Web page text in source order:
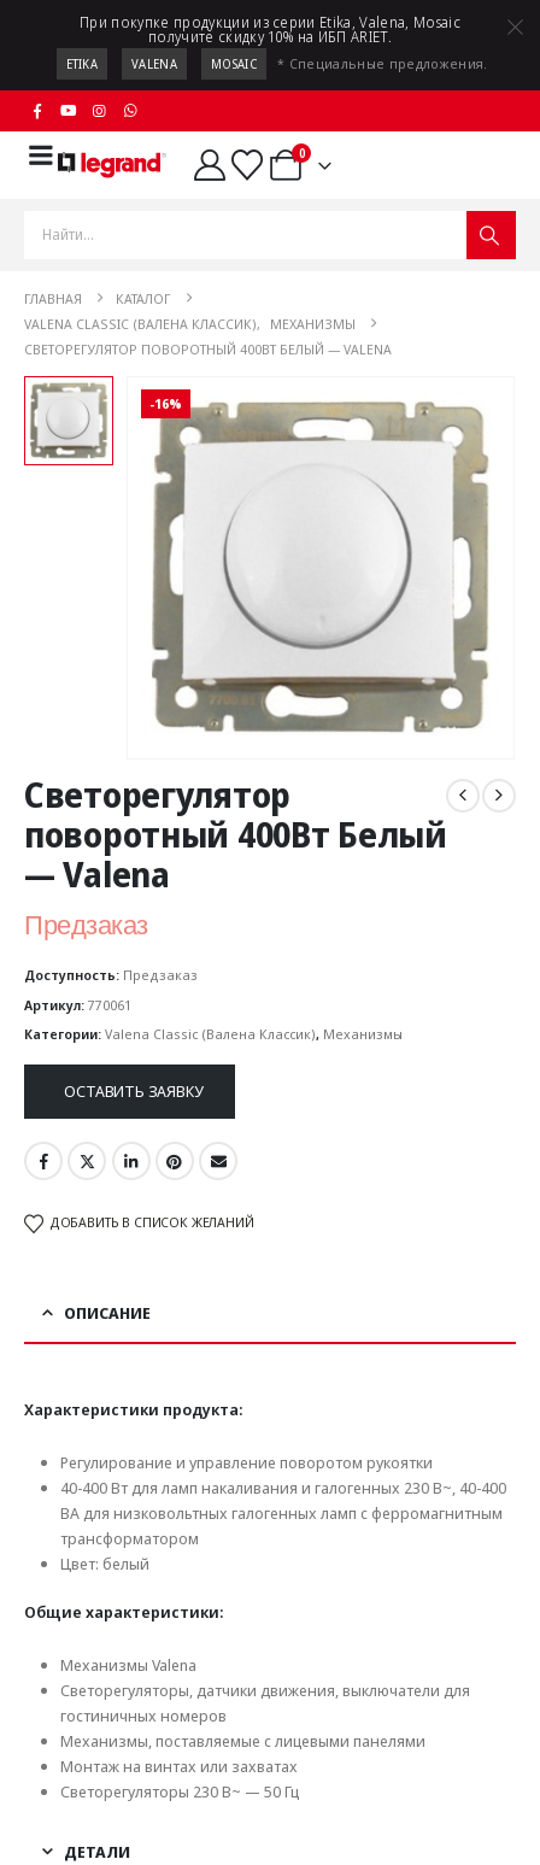
При покупке продукции из серии Etika, Valena, Mosaic
получите скидку 10% на ИБП ARIET.
ETIKA VALENA MOSAIC * Специальные предложения.
0
ГЛАВНАЯ
КАТАЛОГ
VALENA CLASSIC (ВАЛЕНА КЛАССИК),
МЕХАНИЗМЫ
СВЕТОРЕГУЛЯТОР ПОВОРОТНЫЙ 400ВТ БЕЛЫЙ — VALENA
-16%
Светорегулятор
поворотный 400Вт Белый
— Valena
Предзаказ
Доступность: Предзаказ
Артикул: 770061
Категории: Valena Classic (Валена Классик), Механизмы
ОСТАВИТЬ ЗАЯВКУ
ДОБАВИТЬ В СПИСОК ЖЕЛАНИЙ
ОПИСАНИЕ
Характеристики продукта:
Регулирование и управление поворотом рукоятки
40-400 Вт для ламп накаливания и галогенных 230 В~, 40-400
ВА для низковольтных галогенных ламп с ферромагнитным
трансформатором
Цвет: белый
Общие характеристики:
Механизмы Valena
Светорегуляторы, датчики движения, выключатели для
гостиничных номеров
Механизмы, поставляемые с лицевыми панелями
Монтаж на винтах или захватах
Светорегуляторы 230 В~ — 50 Гц
ДЕТАЛИ